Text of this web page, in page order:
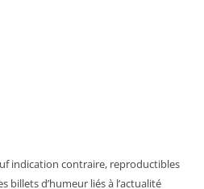
indication contraire, reproductibles
billets d’humeur liés à l’actualité